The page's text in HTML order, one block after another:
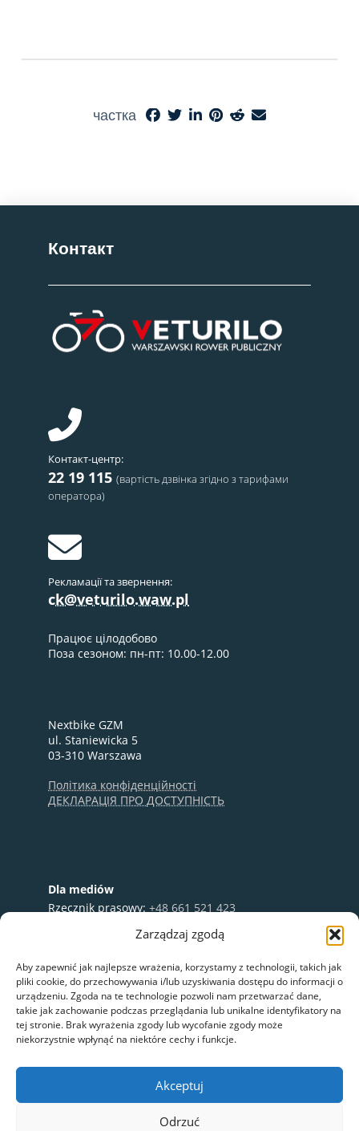
Zarządzaj zgodą
Aby zapewnić jak najlepsze wrażenia, korzystamy z technologii, takich jak
pliki cookie, do przechowywania i/lub uzyskiwania dostępu do informacji o
urządzeniu. Zgoda na te technologie pozwoli nam przetwarzać dane,
takie jak zachowanie podczas przeglądania lub unikalne identyfikatory na
tej stronie. Brak wyrażenia zgody lub wycofanie zgody może
niekorzystnie wpłynąć na niektóre cechy i funkcje.
Akceptuj
Odrzuć
частка
Контакт
Контакт-центр:
22 19 115 (вартість дзвінка згідно з тарифами
оператора)
Рекламації та звернення:
ck@veturilo.waw.pl
Працює цілодобово
Поза сезоном: пн-пт: 10.00-12.00
Nextbike GZM
ul. Staniewicka 5
03-310 Warszawa
Політика конфіденційності
ДЕКЛАРАЦІЯ ПРО ДОСТУПНІСТЬ
Dla mediów
Rzecznik prasowy: +48 661 521 423
media@nextbike.pl
+48 696 003 711